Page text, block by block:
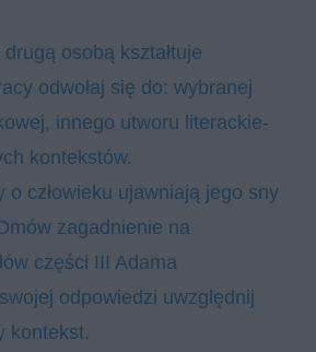
osobą kształtuje
od­wo­łaj się do: wy­bra­nej
in­ne­go utwo­ru li­te­rac­kie­
kon­tek­stów.
o człowieku ujawniają jego sny
zagadnienie na
części III Adama
odpowiedzi uwzględnij
kontekst.